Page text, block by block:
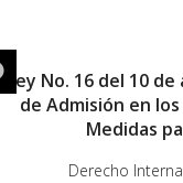
Ley No. 16 del 10
de Admisión en
Medidas
Derecho